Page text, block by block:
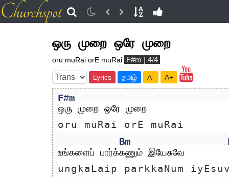
ஒரு முறை ஒரே முறை
oru muRai orE muRai F#m | 4/4
Lyrics தமிழ் A- A+
F#m
ஒரு முறை ஒரே முறை
oru muRai orE muRai
Bm
உங்களைப் பார்க்கணும் இயேசுவே
ungkaLaip parkkaNum